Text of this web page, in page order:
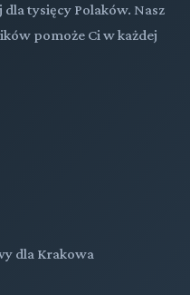
tysięcy Polaków. Nasz
pomoże Ci w każdej
dla Krakowa